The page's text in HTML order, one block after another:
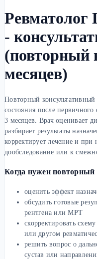
Ревматолог
-
(повторный
месяцев)
Повторный консультативный
состояния после
3 месяцев. Врач оценивает
разбирает результаты
корректирует лечение и при
дообследование или к
Когда нужен повторный
оценить эффект
обсудить готовые
рентгена или МРТ
скорректировать
или другом
решить вопрос о
сустав или